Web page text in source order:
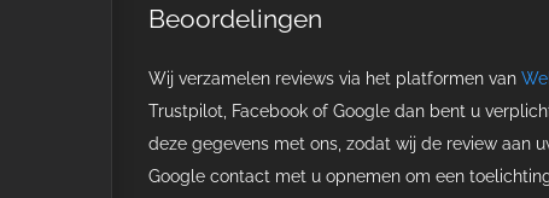
Beoordelingen
Wij verzamelen reviews via het platformen van
Trustpilot, Facebook of Google dan bent u
deze gegevens met ons, zodat wij de review aan
Google contact met u opnemen om een